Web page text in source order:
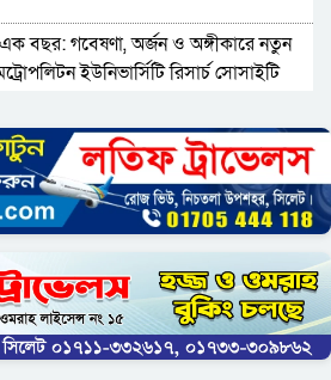
এক বছর: গবেষণা, অর্জন ও অঙ্গীকারে নতুন
ইউনিভার্সিটি রিসার্চ সোসাইটি
শ্রদ্ধা নিবেদন
ছাত্রশিবিরের মিছিল সম্পন্ন
আমরা’র উদ্যোগে সিলেটে বৃক্ষ রোপনের
দু*র্ঘ*ট*নায় প্রাণ গেল যুবকের